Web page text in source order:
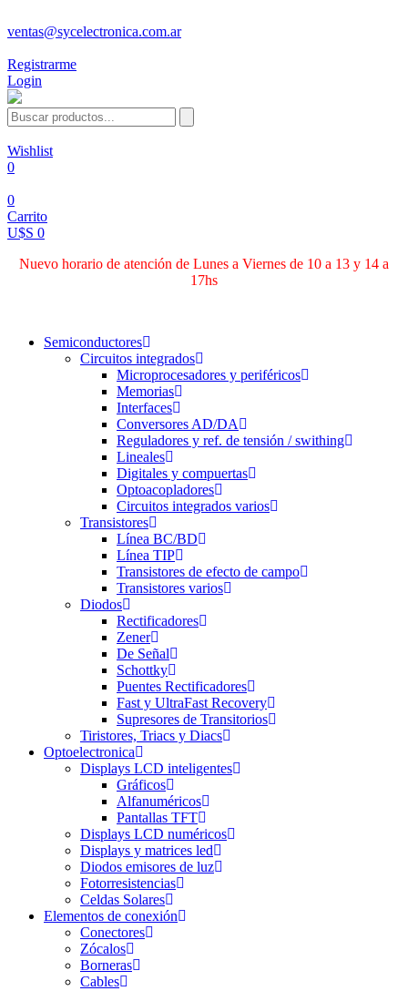
ventas@sycelectronica.com.ar
Registrarme
Login
Wishlist
0
0
Carrito
U$S 0
Nuevo horario de atención de Lunes a Viernes de 10 a 13 y 14 a
17hs
Semiconductores
Circuitos integrados
Microprocesadores y periféricos
Memorias
Interfaces
Conversores AD/DA
Reguladores y ref. de tensión / swithing
Lineales
Digitales y compuertas
Optoacopladores
Circuitos integrados varios
Transistores
Línea BC/BD
Línea TIP
Transistores de efecto de campo
Transistores varios
Diodos
Rectificadores
Zener
De Señal
Schottky
Puentes Rectificadores
Fast y UltraFast Recovery
Supresores de Transitorios
Tiristores, Triacs y Diacs
Optoelectronica
Displays LCD inteligentes
Gráficos
Alfanuméricos
Pantallas TFT
Displays LCD numéricos
Displays y matrices led
Diodos emisores de luz
Fotorresistencias
Celdas Solares
Elementos de conexión
Conectores
Zócalos
Borneras
Cables